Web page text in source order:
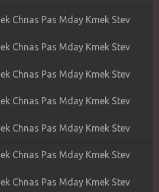
Chnas Pas Mday Kmek Stev
Chnas Pas Mday Kmek Stev
Chnas Pas Mday Kmek Stev
Chnas Pas Mday Kmek Stev
Chnas Pas Mday Kmek Stev
Chnas Pas Mday Kmek Stev
Chnas Pas Mday Kmek Stev